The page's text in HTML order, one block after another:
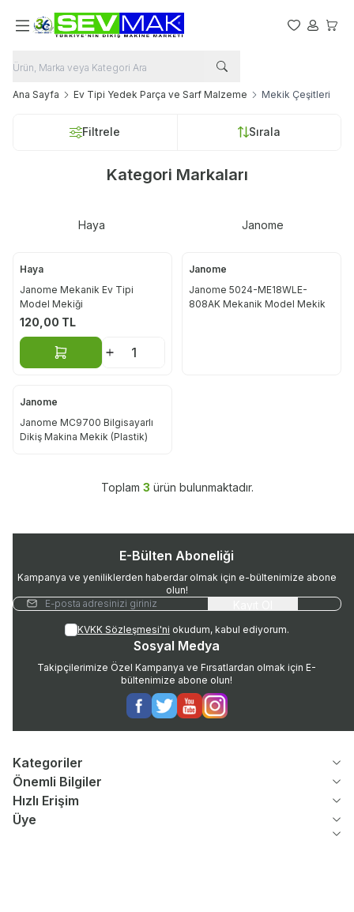
Favorilerim
Hesabım
Ana Sayfa Ev Tipi Yedek Parça ve Sarf Malzeme Mekik Çeşitleri
Filtrele Sırala
Kategori Markaları
Haya Janome
Haya
Janome Mekanik Ev Tipi
Model Mekiği
120,00 TL
Sepete Ekle
Janome
Janome 5024-ME18WLE-
808AK Mekanik Model Mekik
Janome
Janome MC9700 Bilgisayarlı
Dikiş Makina Mekik (Plastik)
Toplam 3 ürün bulunmaktadır.
E-Bülten Aboneliği
Kampanya ve yeniliklerden haberdar olmak için e-bültenimize abone
olun!
KVKK Sözleşmesi'ni okudum, kabul ediyorum.
Sosyal Medya
Takipçilerimize Özel Kampanya ve Fırsatlardan olmak için E-
bültenimize abone olun!
Facebook
TwitterYoutubeInstagram
Kategoriler
Önemli Bilgiler
Hızlı Erişim
Üye